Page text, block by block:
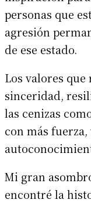
personas que
agresión
de ese estado.
Los valores
sinceridad,
las cenizas
con más
Mi gran
encontré la